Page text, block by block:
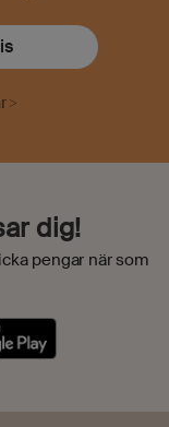
>
dig!
pengar när som